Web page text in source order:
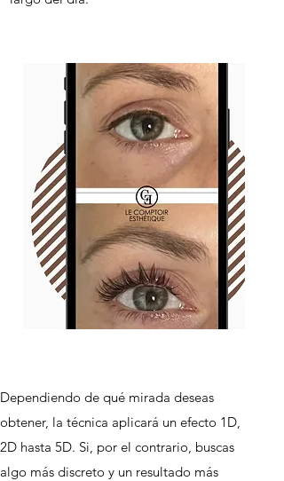
Dependiendo de qué mirada deseas
obtener, la técnica aplicará un efecto 1D,
2D hasta 5D. Si, por el contrario, buscas
algo más discreto y un resultado más